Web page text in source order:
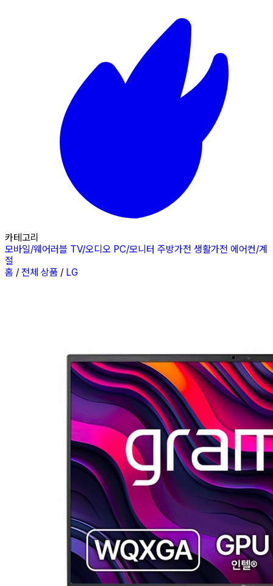
카테고리
모바일/웨어러블 TV/오디오 PC/모니터 주방가전 생활가전 에어컨/계
절
홈 / 전체 상품 / LG